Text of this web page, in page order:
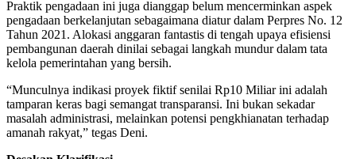
Praktik pengadaan ini juga dianggap belum mencerminkan aspek
pengadaan berkelanjutan sebagaimana diatur dalam Perpres No. 12
Tahun 2021. Alokasi anggaran fantastis di tengah upaya efisiensi
pembangunan daerah dinilai sebagai langkah mundur dalam tata
kelola pemerintahan yang bersih.
“Munculnya indikasi proyek fiktif senilai Rp10 Miliar ini adalah
tamparan keras bagi semangat transparansi. Ini bukan sekadar
masalah administrasi, melainkan potensi pengkhianatan terhadap
amanah rakyat,” tegas Deni.